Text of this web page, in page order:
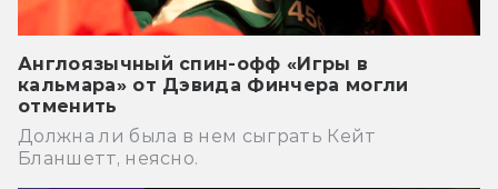
Англоязычный спин-офф «Игры в
кальмара» от Дэвида Финчера могли
отменить
Должна ли была в нем сыграть Кейт
Бланшетт, неясно.